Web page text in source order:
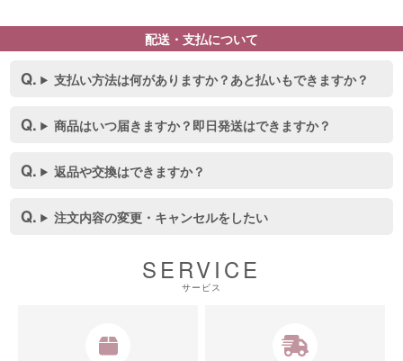
配送・支払について
支払い方法は何がありますか？あと払いもできますか？
商品はいつ届きますか？即日発送はできますか？
返品や交換はできますか？
注文内容の変更・キャンセルをしたい
SERVICE
サービス